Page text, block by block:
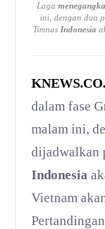
Laga
ini, dengan dua
Timnas Indonesia
dalam fase
malam ini,
dijadwalkan
Indonesia
Vietnam